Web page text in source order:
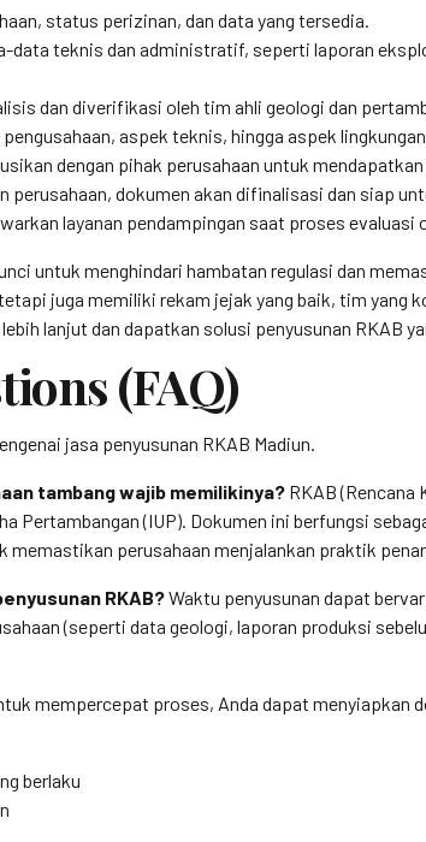
status perizinan, dan data yang tersedia.
data teknis dan administratif, seperti laporan
dan diverifikasi oleh tim ahli geologi dan
aspek teknis, hingga aspek
dengan pihak perusahaan untuk
perusahaan, dokumen akan difinalisasi dan siap
layanan pendampingan saat proses
untuk menghindari hambatan regulasi dan
juga memiliki rekam jejak yang baik, tim yang
lanjut dan dapatkan solusi penyusunan RKAB
(FAQ)
jasa penyusunan RKAB Madiun.
tambang wajib memilikinya? RKAB (Rencana
Pertambangan (IUP). Dokumen ini berfungsi
perusahaan menjalankan praktik
RKAB?Waktu penyusunan dapat
(seperti data geologi, laporan produksi
mempercepat proses, Anda dapat menyiapkan
berlaku